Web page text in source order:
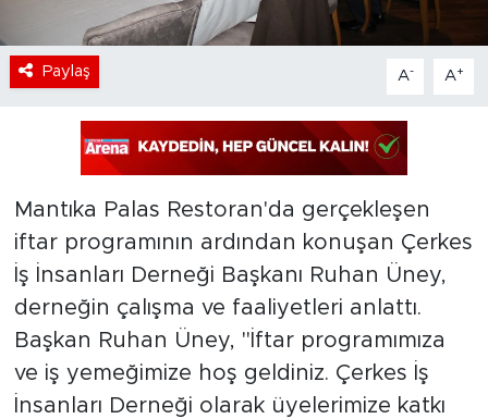
Paylaş A- A+
Mantıka Palas Restoran'da gerçekleşen
iftar programının ardından konuşan Çerkes
İş İnsanları Derneği Başkanı Ruhan Üney,
derneğin çalışma ve faaliyetleri anlattı.
Başkan Ruhan Üney, ''İftar programımıza
ve iş yemeğimize hoş geldiniz. Çerkes İş
İnsanları Derneği olarak üyelerimize katkı